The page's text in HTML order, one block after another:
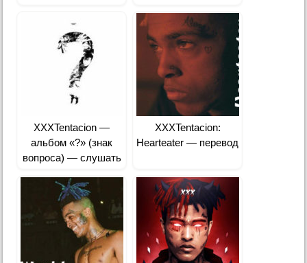
XXXTentacion —
альбом «?» (знак
вопроса) — слушать
XXXTentacion:
Hearteater — перевод